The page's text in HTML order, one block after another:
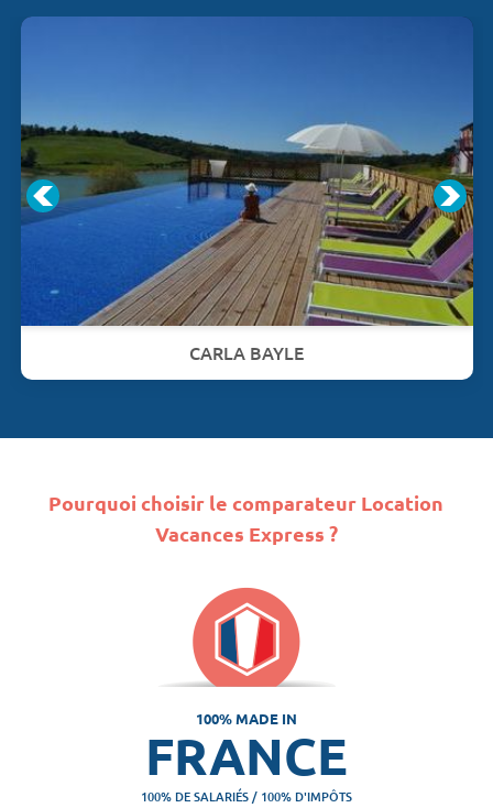
CARLA BAYLE
Pourquoi choisir le comparateur Location
Vacances Express ?
100% MADE IN
FRANCE
100% DE SALARIÉS / 100% D'IMPÔTS